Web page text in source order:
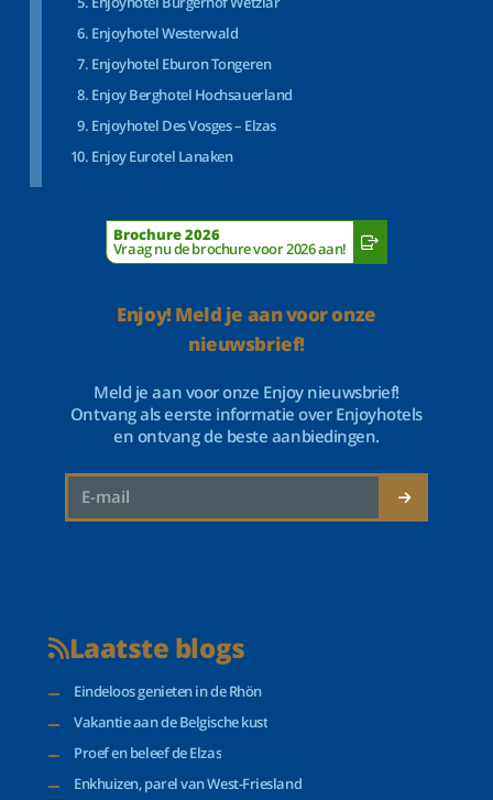
Enjoyhotel Westerwald
Enjoyhotel Eburon Tongeren
Enjoy Berghotel Hochsauerland
Enjoyhotel Des Vosges – Elzas
Enjoy Eurotel Lanaken
Brochure 2026
Vraag nu de brochure voor 2026 aan!
Enjoy! Meld je aan voor onze
nieuwsbrief!
Meld je aan voor onze Enjoy nieuwsbrief!
Ontvang als eerste informatie over Enjoyhotels
en ontvang de beste aanbiedingen.
Laatste blogs
Eindeloos genieten in de Rhön
Vakantie aan de Belgische kust
Proef en beleef de Elzas
Enkhuizen, parel van West-Friesland